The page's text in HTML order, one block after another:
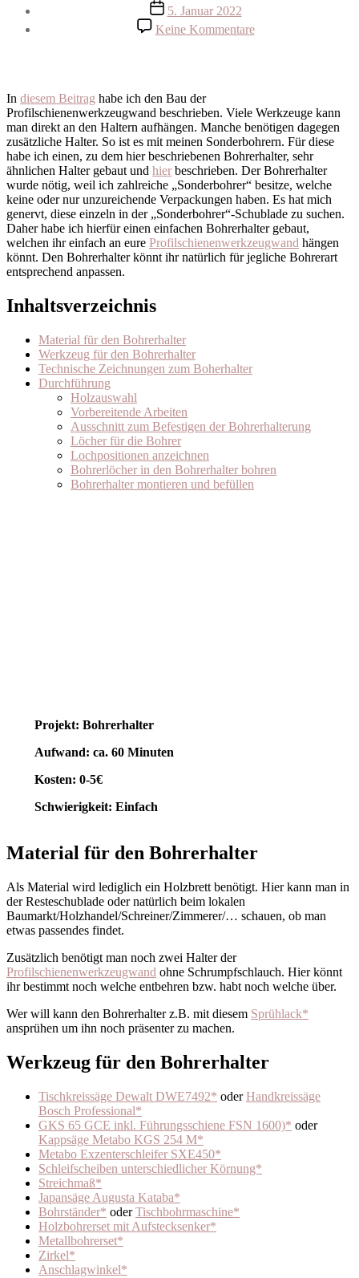
Beitragsdatum
5. Januar 2022
Keine Kommentarezu
Bohrerhalter
In diesem Beitrag habe ich den Bau der
Profilschienenwerkzeugwand beschrieben. Viele Werkzeuge kann
man direkt an den Haltern aufhängen. Manche benötigen dagegen
zusätzliche Halter. So ist es mit meinen Sonderbohrern. Für diese
habe ich einen, zu dem hier beschriebenen Bohrerhalter, sehr
ähnlichen Halter gebaut und hier beschrieben. Der Bohrerhalter
wurde nötig, weil ich zahlreiche „Sonderbohrer“ besitze, welche
keine oder nur unzureichende Verpackungen haben. Es hat mich
genervt, diese einzeln in der „Sonderbohrer“-Schublade zu suchen.
Daher habe ich hierfür einen einfachen Bohrerhalter gebaut,
welchen ihr einfach an eure Profilschienenwerkzeugwand hängen
könnt. Den Bohrerhalter könnt ihr natürlich für jegliche Bohrerart
entsprechend anpassen.
Inhaltsverzeichnis
Material für den Bohrerhalter
Werkzeug für den Bohrerhalter
Technische Zeichnungen zum Boherhalter
Durchführung
Holzauswahl
Vorbereitende Arbeiten
Ausschnitt zum Befestigen der Bohrerhalterung
Löcher für die Bohrer
Lochpositionen anzeichnen
Bohrerlöcher in den Bohrerhalter bohren
Bohrerhalter montieren und befüllen
Projekt: Bohrerhalter
Aufwand: ca. 60 Minuten
Kosten: 0-5€
Schwierigkeit: Einfach
Material für den Bohrerhalter
Als Material wird lediglich ein Holzbrett benötigt. Hier kann man in
der Resteschublade oder natürlich beim lokalen
Baumarkt/Holzhandel/Schreiner/Zimmerer/… schauen, ob man
etwas passendes findet.
Zusätzlich benötigt man noch zwei Halter der
Profilschienenwerkzeugwand ohne Schrumpfschlauch. Hier könnt
ihr bestimmt noch welche entbehren bzw. habt noch welche über.
Wer will kann den Bohrerhalter z.B. mit diesem Sprühlack*
ansprühen um ihn noch präsenter zu machen.
Werkzeug für den Bohrerhalter
Tischkreissäge Dewalt DWE7492* oderHandkreissäge
Bosch Professional*
GKS 65 GCE inkl. Führungsschiene FSN 1600)* oder
Kappsäge Metabo KGS 254 M*
Metabo Exzenterschleifer SXE450*
Schleifscheiben unterschiedlicher Körnung*
Streichmaß*
Japansäge Augusta Kataba*
Bohrständer* oderTischbohrmaschine*
Holzbohrerset mit Aufstecksenker*
Metallbohrerset*
Zirkel*
Anschlagwinkel*